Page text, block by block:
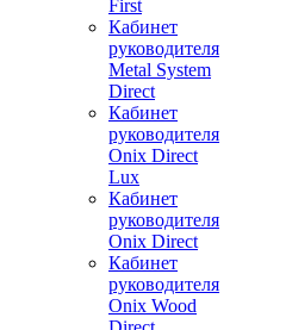
First
Кабинет
руководителя
Metal System
Direct
Кабинет
руководителя
Onix Direct
Lux
Кабинет
руководителя
Onix Direct
Кабинет
руководителя
Onix Wood